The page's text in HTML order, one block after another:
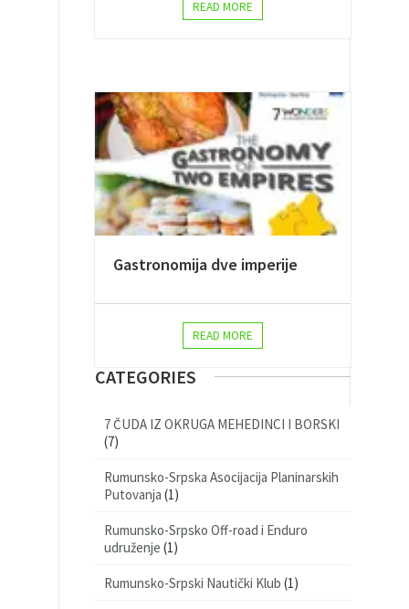
READ MORE
Gastronomija dve imperije
READ MORE
CATEGORIES
7 ČUDA IZ OKRUGA MEHEDINCI I BORSKI
(7)
Rumunsko-Srpska Asocijacija Planinarskih
Putovanja (1)
Rumunsko-Srpsko Off-road i Enduro
udruženje (1)
Rumunsko-Srpski Nautički Klub (1)